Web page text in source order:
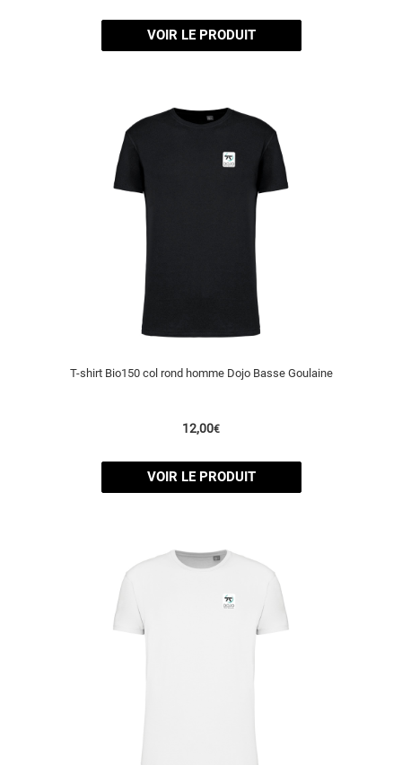
VOIR LE PRODUIT
T-shirt Bio150 col rond homme Dojo Basse Goulaine
12,00€
VOIR LE PRODUIT